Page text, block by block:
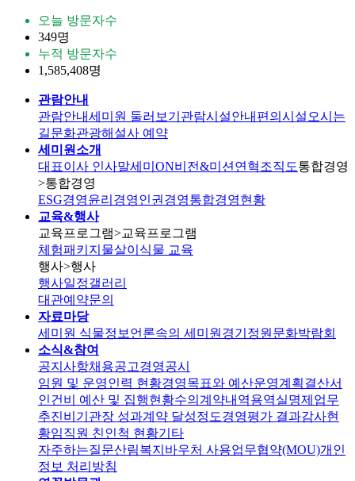
오늘 방문자수
349명
누적 방문자수
1,585,408명
관람안내
관람안내세미원 둘러보기 관람시설안내 편의시설 오시는
길문화관광해설사 예약
세미원소개
대표이사 인사말세미ON비전&미션 연혁조직도통합경영
>통합경영
ESG경영윤리경영인권경영통합경영현황
교육&행사
교육프로그램>교육프로그램
체험패키지 물살이식물 교육
행사>행사
행사일정갤러리
대관예약문의
자료마당
세미원 식물정보 언론속의 세미원 경기정원문화박람회
소식&참여
공지사항채용공고경영공시
임원 및 운영인력 현황경영목표와 예산운영계획결산서
인건비 예산 및 집행현황수의계약내역용역실명제 업무
추진비 기관장 성과계약 달성정도경영평가 결과감사현
황임직원 친인척 현황기타
자주하는질문산림복지바우처 사용업무협약(MOU)개인
정보 처리방침